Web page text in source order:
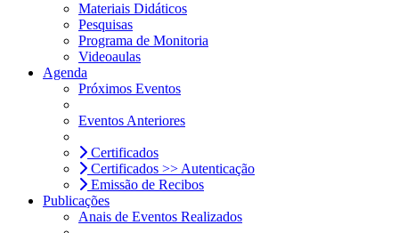
Materiais Didáticos
Pesquisas
Programa de Monitoria
Videoaulas
Agenda
Próximos Eventos
Eventos Anteriores
Certificados
Certificados >> Autenticação
Emissão de Recibos
Publicações
Anais de Eventos Realizados